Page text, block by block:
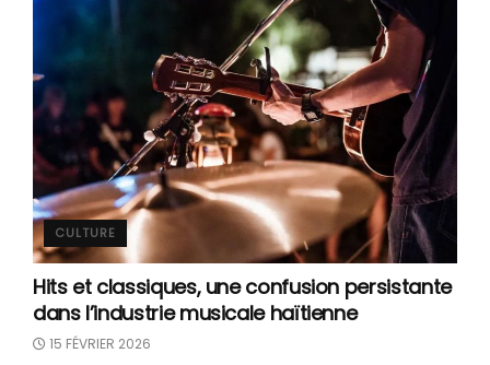
CULTURE
Hits et classiques, une confusion persistante
dans l’industrie musicale haïtienne
15 FÉVRIER 2026